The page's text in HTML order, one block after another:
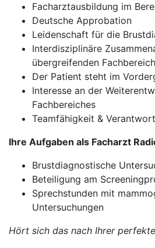
Facharztausbildung im
Deutsche Approbation
Leidenschaft für die
Interdisziplinäre
übergreifenden
Der Patient steht im
Interesse an der
Fachbereiches
Teamfähigkeit &
Ihre Aufgaben als Facharzt
Brustdiagnostische
Beteiligung am
Sprechstunden mit
Untersuchungen
Hört sich das nach Ihrer